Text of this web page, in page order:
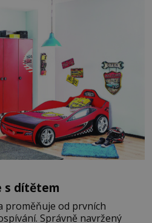
s dítětem
proměňuje od prvních
Správně navržený